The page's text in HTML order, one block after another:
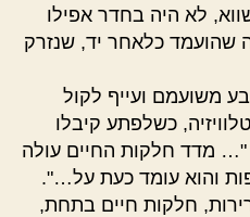
לא היה בחדר אפילו
שהועמד כלאחר יד, שנזרק
משועמם ועייף לקול
כשלפתע קיבלו
"… מדד חלקות החיים עולה
והוא עומד כעת על…".
חלקות חיים בתחת,